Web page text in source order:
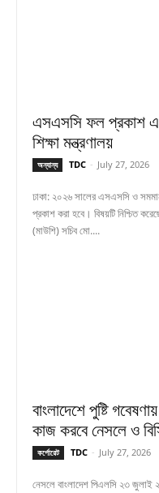
এসএসসি ফল প্রকাশ এর
শিক্ষা মন্ত্রণালয়
অন্যান্য TDC - July 27, 2026
ঢাকা: ২০২৬ সালের এসএসসি ও
প্রকাশ করা হবে। বিষয়টি নিশ্চিত
(মাউশি) সচিব মো....
বাংলাদেশে পুষ্টি
কাজ করবে নেসলে ও
কর্পোরেট TDC - July 27, 2026
নেসলে বাংলাদেশ পিএলসি ২৩ জুলাই